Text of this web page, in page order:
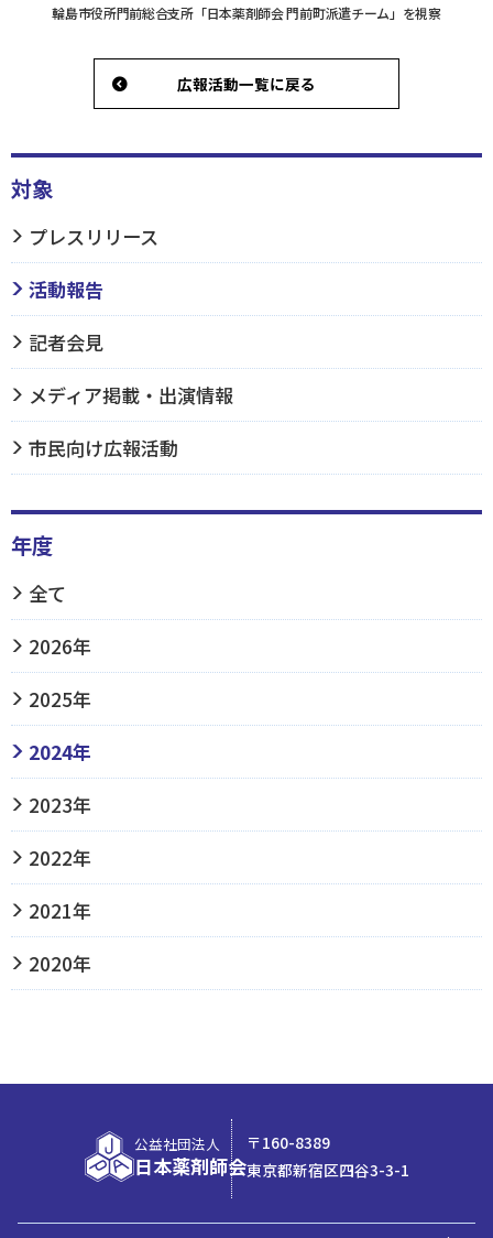
輪島市役所門前総合支所「日本薬剤師会 門前町派遣チーム」を視察
広報活動一覧に戻る
対象
プレスリリース
活動報告
記者会見
メディア掲載・出演情報
市民向け広報活動
年度
全て
2026年
2025年
2024年
2023年
2022年
2021年
2020年
公益社団法人
日本薬剤師会
〒160-8389
東京都新宿区四谷3-3-1